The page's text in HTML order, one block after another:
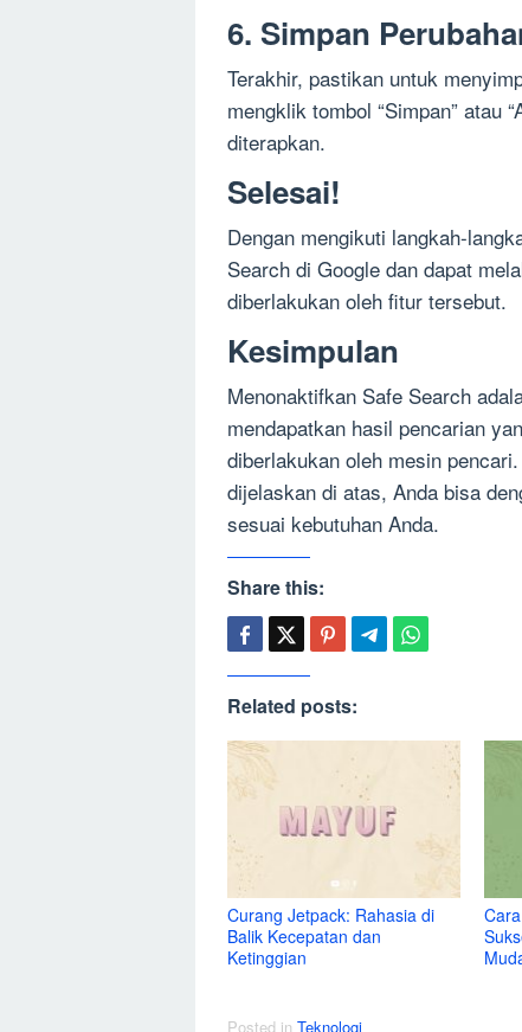
6. Simpan
Terakhir, pastikan untuk
mengklik tombol “Simpan” atau
diterapkan.
Selesai!
Dengan mengikuti langkah-
Search di Google dan dapat
diberlakukan oleh fitur tersebut.
Kesimpulan
Menonaktifkan Safe Search
mendapatkan hasil pencarian
diberlakukan oleh mesin
dijelaskan di atas, Anda bisa
sesuai kebutuhan Anda.
Share this:
Related posts:
Curang Jetpack: Rahasia di
Balik Kecepatan dan
Ketinggian
Posted in Teknologi